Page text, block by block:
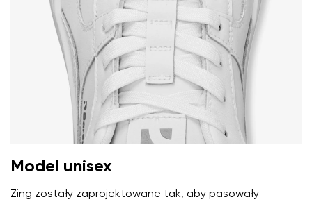
Model unisex
Zing zostały zaprojektowane tak, aby pasowały